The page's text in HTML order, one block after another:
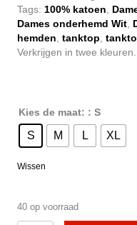
was:
€ 22,95.€
Tags: 100% katoen,
Dames onderhemd Wit,
hemden, tanktop,
Verkrijgen in twee kleuren.
Kies de maat: : S
S M L XL
Wissen
40 op voorraad